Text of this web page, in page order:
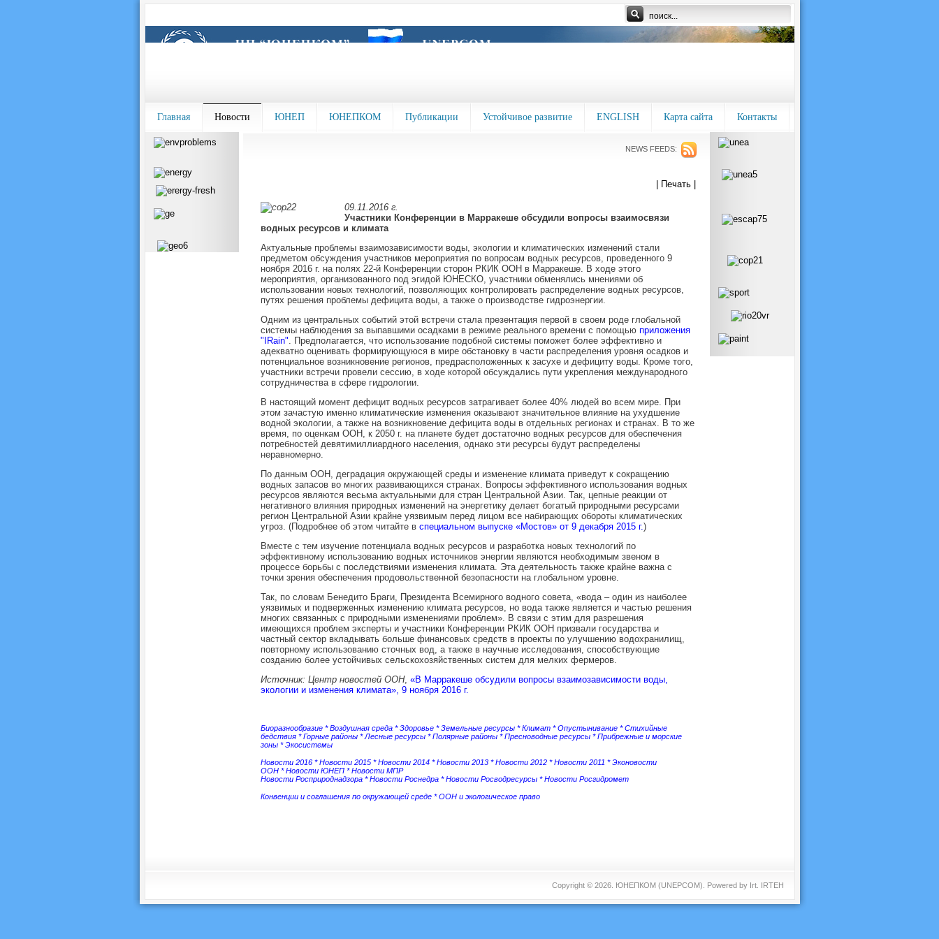
Главная Новости ЮНЕП ЮНЕПКОМ Публикации Устойчивое развитие ENGLISH Карта сайта Контакты
NEWS FEEDS:
| Печать |
09.11.2016 г.
Участники Конференции в Марракеше обсудили вопросы взаимосвязи
водных ресурсов и климата
Актуальные проблемы взаимозависимости воды, экологии и климатических изменений стали
предметом обсуждения участников мероприятия по вопросам водных ресурсов, проведенного 9
ноября 2016 г. на полях 22-й Конференции сторон РКИК ООН в Марракеше. В ходе этого
мероприятия, организованного под эгидой ЮНЕСКО, участники обменялись мнениями об
использовании новых технологий, позволяющих контролировать распределение водных ресурсов,
путях решения проблемы дефицита воды, а также о производстве гидроэнергии.
Одним из центральных событий этой встречи стала презентация первой в своем роде глобальной
системы наблюдения за выпавшими осадками в режиме реального времени с помощью приложения
"IRain". Предполагается, что использование подобной системы поможет более эффективно и
адекватно оценивать формирующуюся в мире обстановку в части распределения уровня осадков и
потенциальное возникновение регионов, предрасположенных к засухе и дефициту воды. Кроме того,
участники встречи провели сессию, в ходе которой обсуждались пути укрепления международного
сотрудничества в сфере гидрологии.
В настоящий момент дефицит водных ресурсов затрагивает более 40% людей во всем мире. При
этом зачастую именно климатические изменения оказывают значительное влияние на ухудшение
водной экологии, а также на возникновение дефицита воды в отдельных регионах и странах. В то же
время, по оценкам ООН, к 2050 г. на планете будет достаточно водных ресурсов для обеспечения
потребностей девятимиллиардного населения, однако эти ресурсы будут распределены
неравномерно.
По данным ООН, деградация окружающей среды и изменение климата приведут к сокращению
водных запасов во многих развивающихся странах. Вопросы эффективного использования водных
ресурсов являются весьма актуальными для стран Центральной Азии. Так, цепные реакции от
негативного влияния природных изменений на энергетику делает богатый природными ресурсами
регион Центральной Азии крайне уязвимым перед лицом все набирающих обороты климатических
угроз. (Подробнее об этом читайте в специальном выпуске «Мостов» от 9 декабря 2015 г.)
Вместе с тем изучение потенциала водных ресурсов и разработка новых технологий по
эффективному использованию водных источников энергии являются необходимым звеном в
процессе борьбы с последствиями изменения климата. Эта деятельность также крайне важна с
точки зрения обеспечения продовольственной безопасности на глобальном уровне.
Так, по словам Бенедито Браги, Президента Всемирного водного совета, «вода – один из наиболее
уязвимых и подверженных изменению климата ресурсов, но вода также является и частью решения
многих связанных с природными изменениями проблем». В связи с этим для разрешения
имеющихся проблем эксперты и участники Конференции РКИК ООН призвали государства и
частный сектор вкладывать больше финансовых средств в проекты по улучшению водохранилищ,
повторному использованию сточных вод, а также в научные исследования, способствующие
созданию более устойчивых сельскохозяйственных систем для мелких фермеров.
Источник: Центр новостей ООН, «В Марракеше обсудили вопросы взаимозависимости воды,
экологии и изменения климата», 9 ноября 2016 г.
Биоразнообразие *Воздушная среда *Здоровье *Земельные ресурсы *Климат *Опустынивание *Стихийные
бедствия *Горные районы *Лесные ресурсы *Полярные районы *Пресноводные ресурсы *Прибрежные и морские
зоны *Экосистемы
Новости 2016*Новости 2015*Новости 2014*Новости 2013 *Новости 2012*Новости 2011 *Эконовости
ООН*Новости ЮНЕП*Новости МПР
Новости Росприроднадзора*Новости Роснедра*Новости Росводресурсы*Новости Росгидромет
Конвенции и соглашения по окружающей среде*ООН и экологическое право
Copyright © 2026. ЮНЕПКОМ (UNEPCOM). Powered by Irt. IRTEH